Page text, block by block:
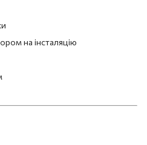
на інсталяцію